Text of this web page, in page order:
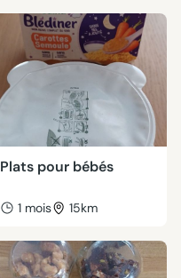
Plats pour bébés
1 mois 15km